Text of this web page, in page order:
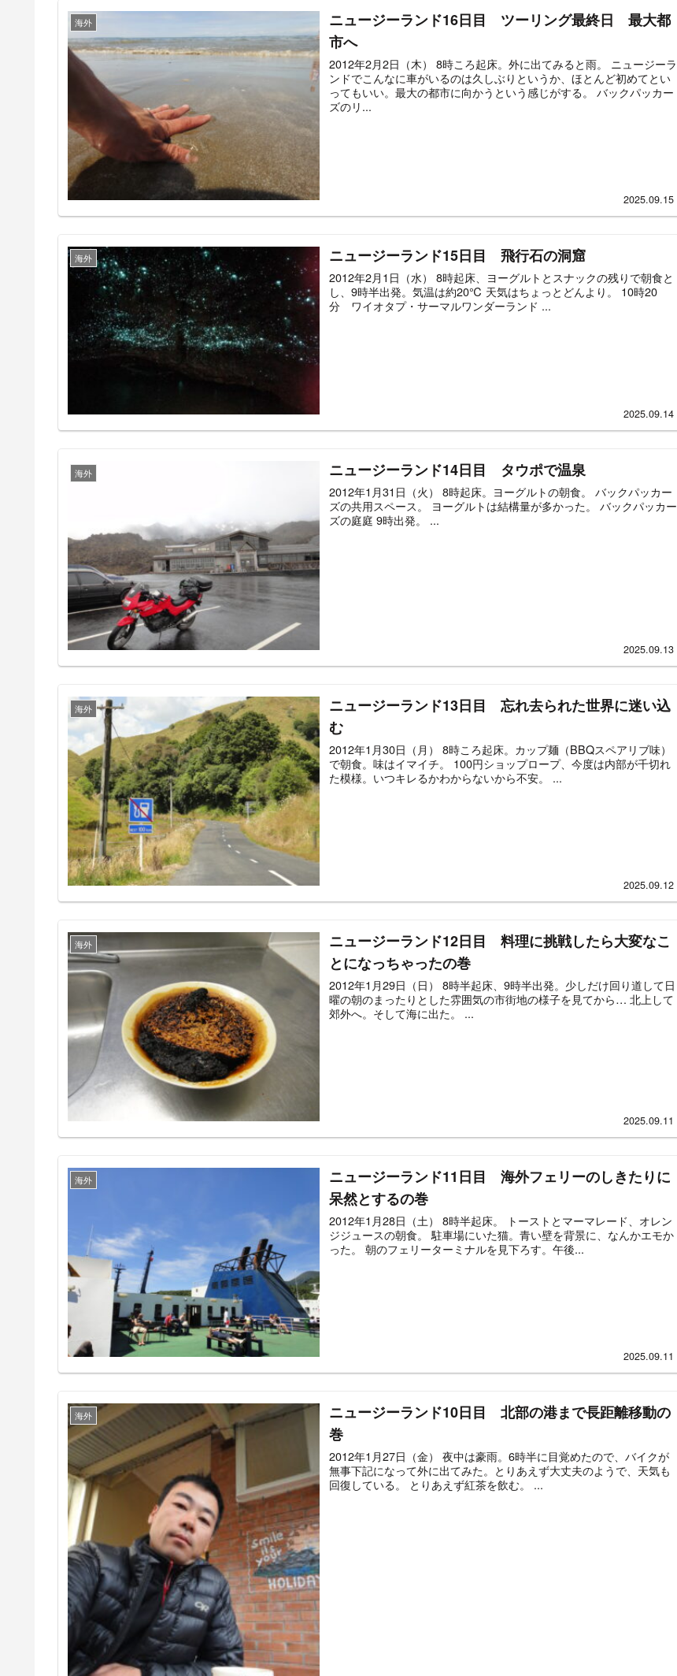
海外
ニュージーランド16日目 ツーリング最終日 最大都
市へ
2012年2月2日（木） 8時ころ起床。外に出てみると雨。 ニュージーラ
ンドでこんなに車がいるのは久しぶりというか、ほとんど初めてとい
ってもいい。最大の都市に向かうという感じがする。 バックパッカー
ズのリ...
2025.09.15
海外 ニュージーランド15日目 飛行石の洞窟
2012年2月1日（水） 8時起床、ヨーグルトとスナックの残りで朝食と
し、9時半出発。気温は約20℃ 天気はちょっとどんより。 10時20
分 ワイオタプ・サーマルワンダーランド ...
2025.09.14
海外 ニュージーランド14日目 タウポで温泉
2012年1月31日（火） 8時起床。ヨーグルトの朝食。 バックパッカー
ズの共用スペース。 ヨーグルトは結構量が多かった。 バックパッカー
ズの庭庭 9時出発。 ...
2025.09.13
海外
ニュージーランド13日目 忘れ去られた世界に迷い込
む
2012年1月30日（月） 8時ころ起床。カップ麺（BBQスペアリブ味）
で朝食。味はイマイチ。 100円ショップロープ、今度は内部が千切れ
た模様。いつキレるかわからないから不安。 ...
2025.09.12
海外
ニュージーランド12日目 料理に挑戦したら大変なこ
とになっちゃったの巻
2012年1月29日（日） 8時半起床、9時半出発。少しだけ回り道して日
曜の朝のまったりとした雰囲気の市街地の様子を見てから… 北上して
郊外へ。そして海に出た。 ...
2025.09.11
海外
ニュージーランド11日目 海外フェリーのしきたりに
呆然とするの巻
2012年1月28日（土） 8時半起床。 トーストとマーマレード、オレン
ジジュースの朝食。 駐車場にいた猫。青い壁を背景に、なんかエモか
った。 朝のフェリーターミナルを見下ろす。午後...
2025.09.11
海外
ニュージーランド10日目 北部の港まで長距離移動の
巻
2012年1月27日（金） 夜中は豪雨。6時半に目覚めたので、バイクが
無事下記になって外に出てみた。とりあえず大丈夫のようで、天気も
回復している。 とりあえず紅茶を飲む。 ...